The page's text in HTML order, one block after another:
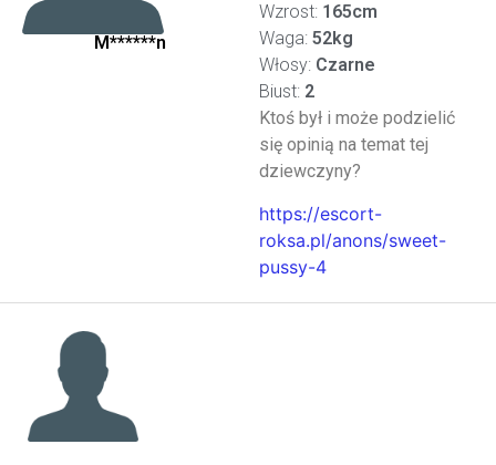
M******n
Wzrost: 165cm
Waga: 52kg
Włosy: Czarne
Biust: 2
Ktoś był i może podzielić
się opinią na temat tej
dziewczyny?
https://escort-
roksa.pl/anons/sweet-
pussy-4